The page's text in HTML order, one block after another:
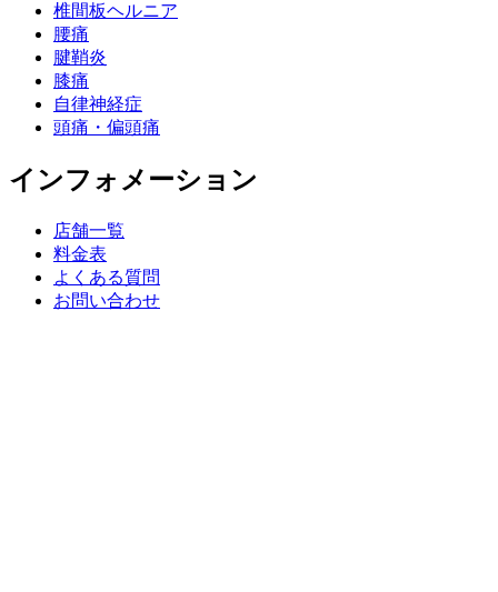
椎間板ヘルニア
腰痛
腱鞘炎
膝痛
自律神経症
頭痛・偏頭痛
インフォメーション
店舗一覧
料金表
よくある質問
お問い合わせ